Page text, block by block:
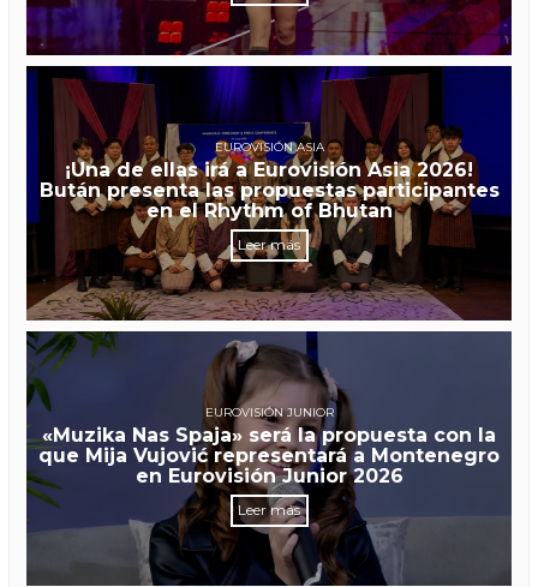
EUROVISIÓN ASIA
¡Una de ellas irá a Eurovisión Asia 2026!
Bután presenta las propuestas participantes
en el Rhythm of Bhutan
Leer más
EUROVISIÓN JUNIOR
«Muzika Nas Spaja» será la propuesta con la
que Mija Vujović representará a Montenegro
en Eurovisión Junior 2026
Leer más